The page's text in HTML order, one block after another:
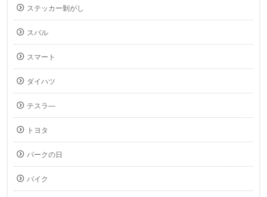
ステッカー剝がし
スバル
スマート
ダイハツ
テスラ―
トヨタ
パークの日
バイク